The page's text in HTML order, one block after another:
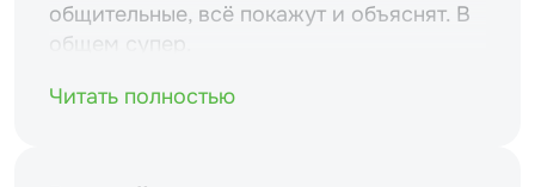
общительные, всё покажут и объяснят. В
общем супер.
Читать полностью